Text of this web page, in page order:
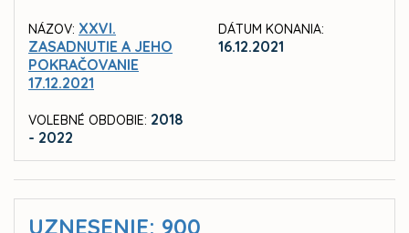
NÁZOV: XXVI.
ZASADNUTIE A JEHO
POKRAČOVANIE
17.12.2021
VOLEBNÉ OBDOBIE: 2018
- 2022
DÁTUM KONANIA:
16.12.2021
UZNESENIE: 900